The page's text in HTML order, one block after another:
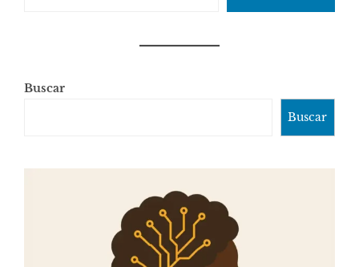
Buscar
Buscar